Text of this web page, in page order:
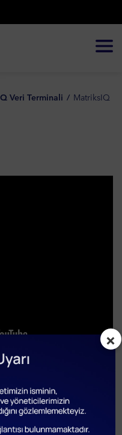
×
Veri Terminali MatriksIQ
- Takas ve Aracı Kurum
son bölümünde
yatırım kararlarınıza nasıl